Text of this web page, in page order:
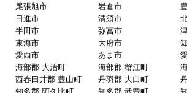
ショップからの連絡や対応は適切でした
予定の期日までに商品が届きましたか？
商品の梱包は必要十分なものでしたか？
尾張旭市
岩倉市
日進市
清須市
半田市
弥冨市
東海市
大府市
愛西市
あま市
海部郡 大治町
海部郡 蟹江町
西春日井郡 豊山町
丹羽郡 大口町